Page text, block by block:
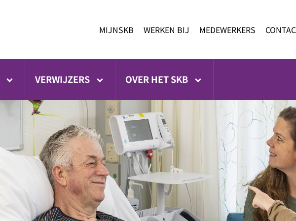
MIJNSKB WERKEN BIJ MEDEWERKERS
VERWIJZERS OVER HET SKB